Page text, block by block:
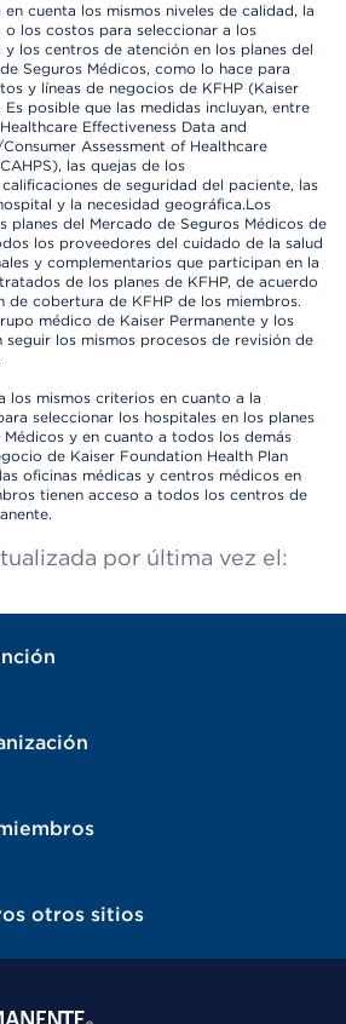
cuenta los mismos niveles de calidad, la
los costos para seleccionar a los
y los centros de atención en los planes del
Seguros Médicos, como lo hace para
y líneas de negocios de KFHP (Kaiser
posible que las medidas incluyan, entre
Effectiveness Data and
Assessment of Healthcare
las quejas de los
de seguridad del paciente, las
y la necesidad geográfica.Los
planes del Mercado de Seguros Médicos de
los proveedores del cuidado de la salud
y complementarios que participan en la
de los planes de KFHP, de acuerdo
de cobertura de KFHP de los miembros.
médico de Kaiser Permanente y los
seguir los mismos procesos de revisión de
los mismos criterios en cuanto a la
seleccionar los hospitales en los planes
y en cuanto a todos los demás
de Kaiser Foundation Health Plan
oficinas médicas y centros médicos en
tienen acceso a todos los centros de
por última vez el:
otros sitios